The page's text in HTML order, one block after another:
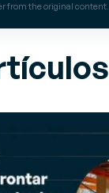
from the original content.